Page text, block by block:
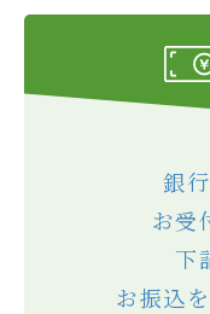
銀
お受
下
お振込